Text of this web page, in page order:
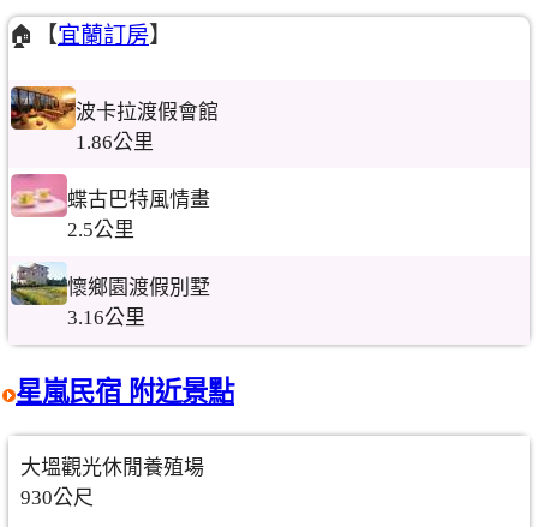
🏠【宜蘭訂房】
波卡拉渡假會館
1.86公里
蝶古巴特風情畫
2.5公里
懷鄉園渡假別墅
3.16公里
星嵐民宿 附近景點
大塭觀光休閒養殖場
930公尺